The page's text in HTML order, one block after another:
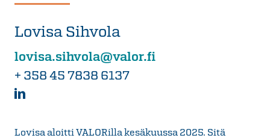
Lovisa Sihvola
lovisa.sihvola@valor.fi
+ 358 45 7838 6137
Lovisa aloitti VALORilla kesäkuussa 2025. Sitä